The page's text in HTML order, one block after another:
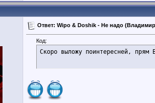
Ответ: Wipo & Doshik - Не надо
Код:
Скоро выложу поинтересней, прям